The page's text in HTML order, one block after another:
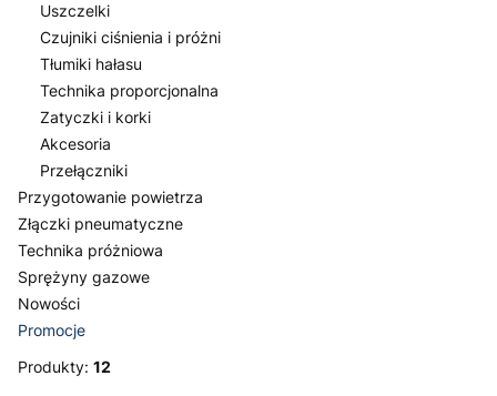
Uszczelki
Czujniki ciśnienia i próżni
Tłumiki hałasu
Technika proporcjonalna
Zatyczki i korki
Akcesoria
Przełączniki
Przygotowanie powietrza
Złączki pneumatyczne
Technika próżniowa
Sprężyny gazowe
Nowości
Promocje
Koniec menu
Produkty: 12